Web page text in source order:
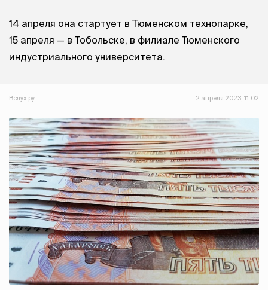
14 апреля она стартует в Тюменском технопарке,
15 апреля — в Тобольске, в филиале Тюменского
индустриального университета.
Вслух.ру 2 апреля 2023, 11:02